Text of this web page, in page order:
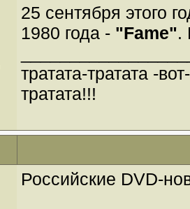
25 сентября этого
1980 года - "Fame".
тратата-тратата -
тратата!!!
Российские DVD-